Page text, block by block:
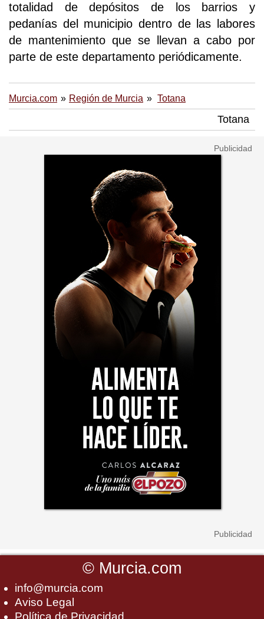
totalidad de depósitos de los barrios y
pedanías del municipio dentro de las labores
de mantenimiento que se llevan a cabo por
parte de este departamento periódicamente.
Murcia.com Región de Murcia Totana
Totana
© Murcia.com
info@murcia.com
Aviso Legal